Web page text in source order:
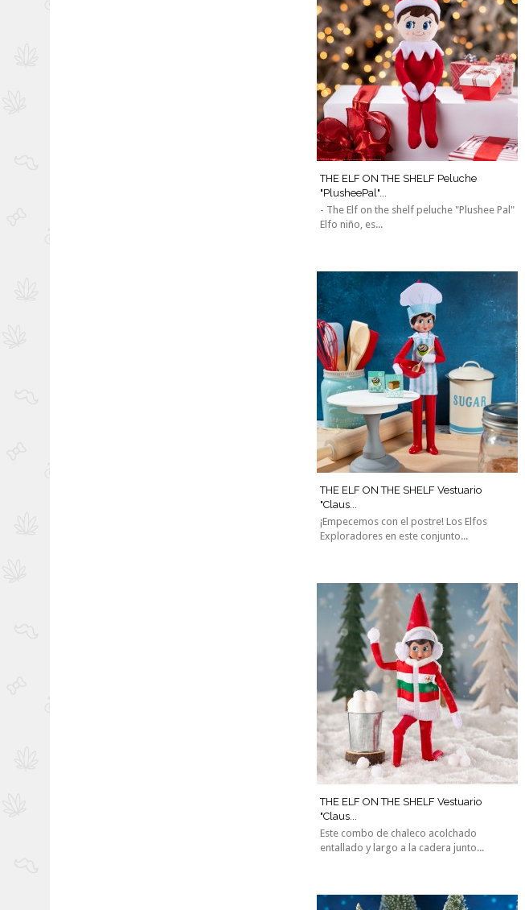
THE ELF ON THE SHELF Peluche
"PlusheePal"...
- The Elf on the shelf peluche "Plushee Pal"
Elfo niño, es...
THE ELF ON THE SHELF Vestuario
"Claus...
¡Empecemos con el postre! Los Elfos
Exploradores en este conjunto...
THE ELF ON THE SHELF Vestuario
"Claus...
Este combo de chaleco acolchado
entallado y largo a la cadera junto...